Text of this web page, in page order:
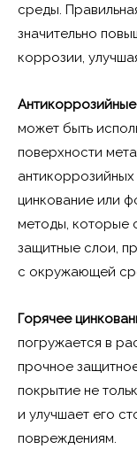
среды.
значительно
коррозии,
может быть
поверхности
цинкование или
методы, которые
защитные слои,
с окружающей
Горячее
погружается в
прочное
покрытие не
и улучшает его
повреждениям.